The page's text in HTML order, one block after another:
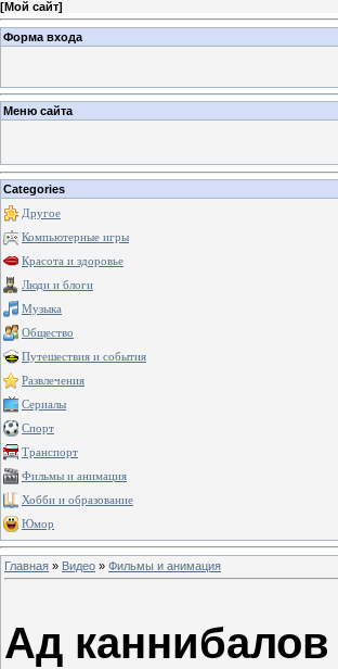
[Мой сайт]
Форма входа
Меню сайта
Categories
Другое
Компьютерные игры
Красота и здоровье
Люди и блоги
Музыка
Общество
Путешествия и события
Развлечения
Сериалы
Спорт
Транспорт
Фильмы и анимация
Хобби и образование
Юмор
Главная » Видео » Фильмы и анимация
Ад каннибалов